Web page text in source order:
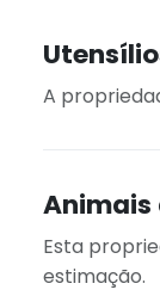
A
Esta
estimação.